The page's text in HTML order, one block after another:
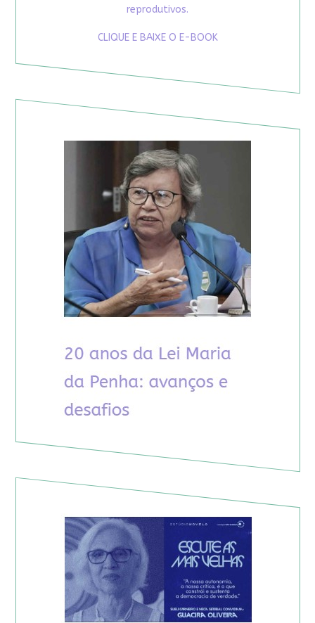
reprodutivos.
CLIQUE E BAIXE O E-BOOK